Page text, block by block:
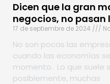
Dicen que la gran
negocios, no pasan
17 de septiembre de 2024
No son pocas las
cuando las economías
momento. Lo que suele
posiblemente, muchas